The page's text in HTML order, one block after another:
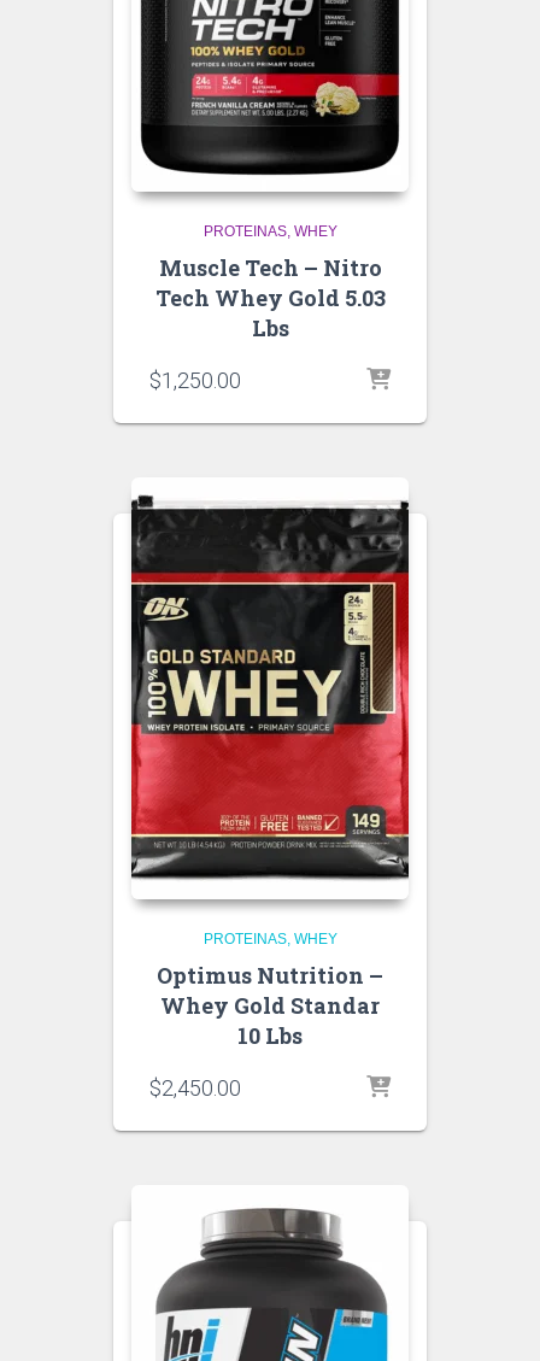
PROTEINAS WHEY
Muscle Tech – Nitro
Tech Whey Gold 5.03
Lbs
$1,250.00
PROTEINAS WHEY
Optimus Nutrition –
Whey Gold Standar
10 Lbs
$2,450.00